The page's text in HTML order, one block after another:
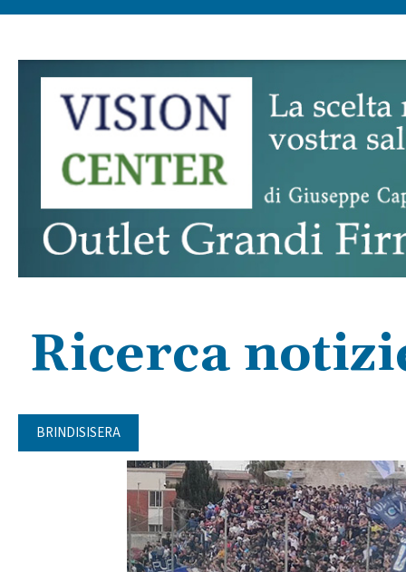
Ricerca
BRINDISISERA